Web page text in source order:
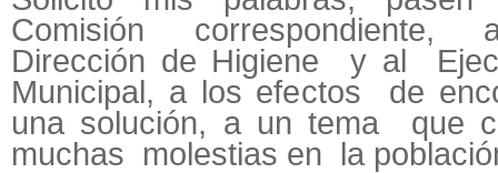
Comisión
Dirección de Higiene y al
Municipal, a los efectos de
una solución, a un tema que
muchas molestias en la